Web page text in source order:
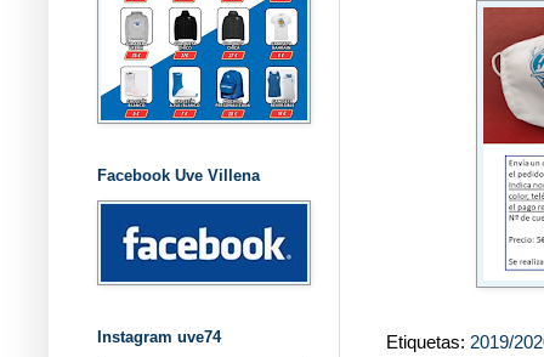
Etiquetas: 2019/
Facebook Uve Villena
Instagram uve74